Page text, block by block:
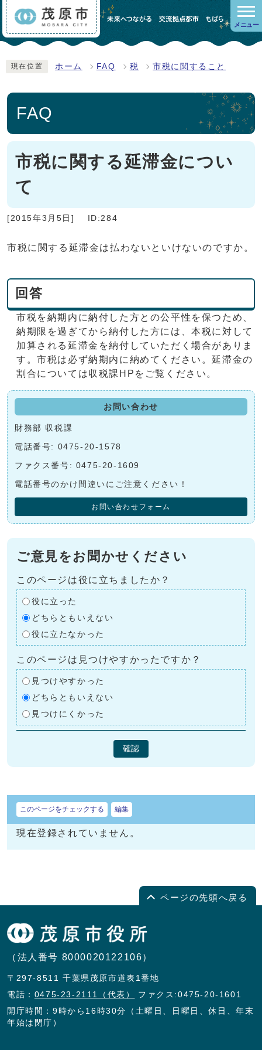
メニュー
現在位置 ホーム FAQ 税 市税に関すること
FAQ
市税に関する延滞金につい
て
[2015年3月5日] ID:284
市税に関する延滞金は払わないといけないのですか。
回答
市税を納期内に納付した方との公平性を保つため、
納期限を過ぎてから納付した方には、本税に対して
加算される延滞金を納付していただく場合がありま
す。市税は必ず納期内に納めてください。延滞金の
割合については収税課HPをご覧ください。
お問い合わせ
財務部 収税課
電話番号: 0475-20-1578
ファクス番号: 0475-20-1609
電話番号のかけ間違いにご注意ください！
お問い合わせフォーム
ご意見をお聞かせください
このページは役に立ちましたか？
役に立った
どちらともいえない
役に立たなかった
このページは見つけやすかったですか？
見つけやすかった
どちらともいえない
見つけにくかった
確認
このページをチェックする 編集
現在登録されていません。
ページの先頭へ戻る
（法人番号 8000020122106）
〒297-8511 千葉県茂原市道表1番地
電話： 0475-23-2111（代表）
ファクス:0475-20-1601
開庁時間：9時から16時30分（土曜日、日曜日、休日、年末
年始は閉庁）